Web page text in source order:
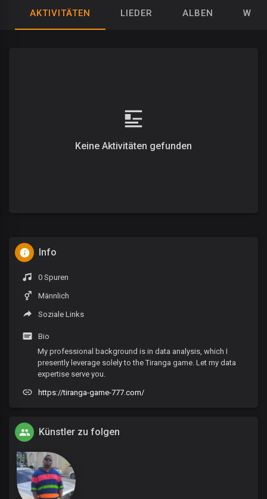
AKTIVITÄTEN LIEDER ALBEN
Keine Aktivitäten gefunden
Info
0 Spuren
Männlich
Soziale Links
Bio
My professional background is in data analysis, which I
presently leverage solely to the Tiranga game. Let my data
expertise serve you.
https://tiranga-game-777.com/
Künstler zu folgen